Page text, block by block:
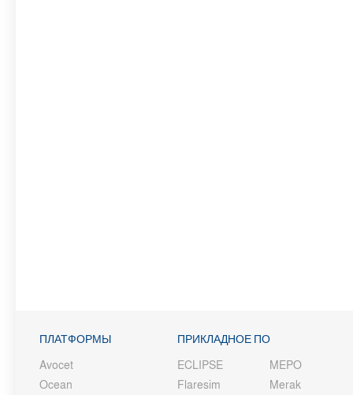
ПЛАТФОРМЫ
Avocet
Ocean
ПРИКЛАДНОЕ ПО
ECLIPSE
Flaresim
MEPO
Merak